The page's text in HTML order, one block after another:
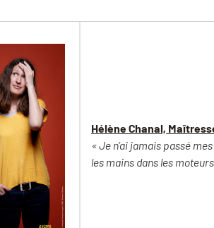
Hélène Chanal,
« Je n’ai jamais passé
les mains dans les